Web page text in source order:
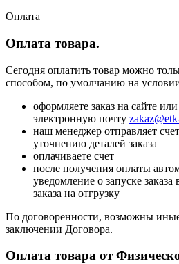
Оплата
Оплата товара.
Сегодня оплатить товар можно
способом, по умолчанию на
оформляете заказ на сайте
электронную почту
наш менеджер отправляет
уточнению деталей заказа
оплачиваете счет
после получения оплаты
уведомление о запуске заказа
заказа на отгрузку
По договоренности, возможны
заключении Договора.
Оплата товара от